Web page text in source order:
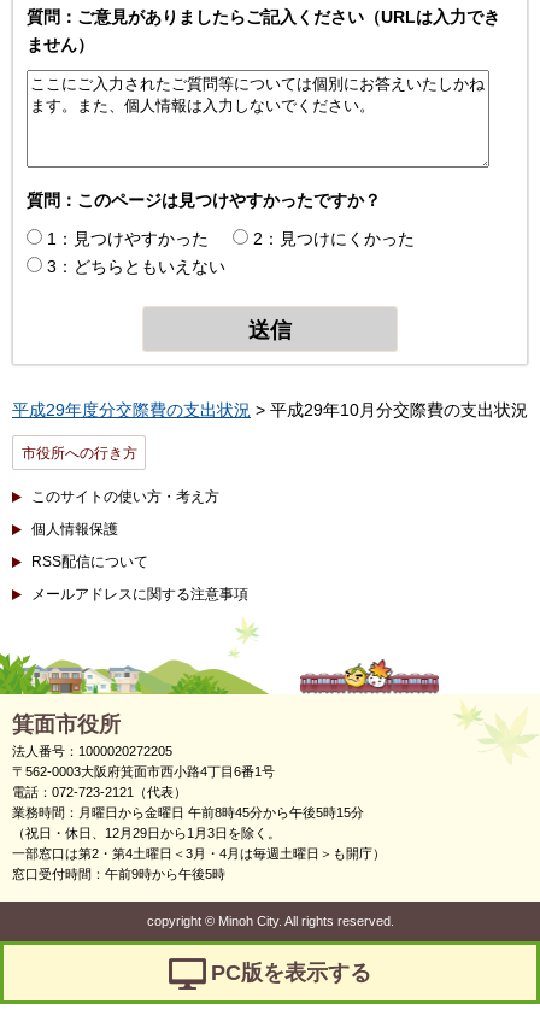
質問：ご意見がありましたらご記入ください（URLは入力でき
ません）
質問：このページは見つけやすかったですか？
1：見つけやすかった
2：見つけにくかった
3：どちらともいえない
平成29年度分交際費の支出状況 > 平成29年10月分交際費の支出状況
市役所への行き方
このサイトの使い方・考え方
個人情報保護
RSS配信について
メールアドレスに関する注意事項
箕面市役所
法人番号：1000020272205
〒562-0003大阪府箕面市西小路4丁目6番1号
電話：072-723-2121（代表）
業務時間：月曜日から金曜日 午前8時45分から午後5時15分
（祝日・休日、12月29日から1月3日を除く。
一部窓口は第2・第4土曜日＜3月・4月は毎週土曜日＞も開庁）
窓口受付時間：午前9時から午後5時
copyright ©Minoh City. All rights reserved.
PC版を表示する